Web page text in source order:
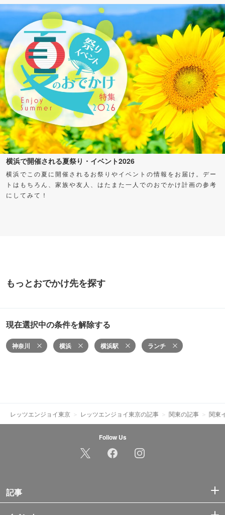
横浜で開催される夏祭り・イベント2026
横浜でこの夏に開催されるお祭りやイベントの情報をお届け。デー
トはもちろん、家族や友人、はたまた一人でのおでかけ計画の参考
にしてみて！
もっとおでかけ先を探す
現在選択中の条件を解除する
神奈川 横浜 横浜駅 ランチ
レッツエンジョイ東京 レッツエンジョイ東京の記事 関東の記事 関東
Follow Us
記事